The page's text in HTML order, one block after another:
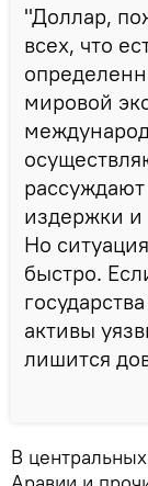
"Доллар,
всех, что
мировой
издержки и
Но
быстро.
активы
лишится
В